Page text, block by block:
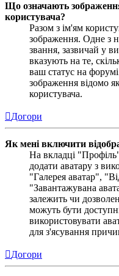
Що означають
користувача?
Разом з ім'ям
зображення. Одне з
звання, зазвичай у
вказують на те,
ваш статус на
зображення відомо
користувача.
Догори
Як мені включити
На вкладці
додати аватару з
"Галерея аватар",
"Завантажувана
залежить чи
можуть бути
використовувати
для з'ясування
Догори